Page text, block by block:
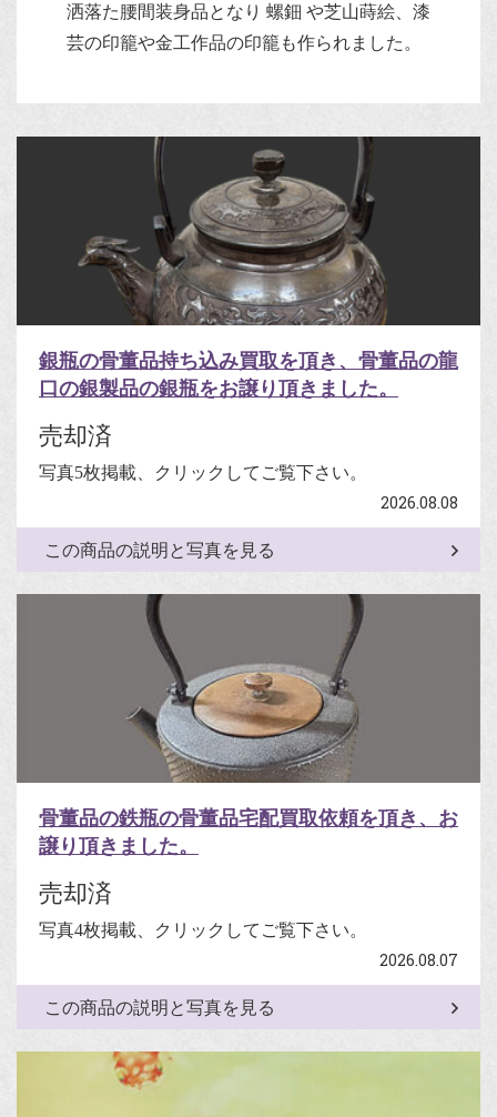
洒落た腰間装身品となり 螺鈿 や芝山蒔絵、漆
芸の印籠や金工作品の印籠も作られました。
銀瓶の骨董品持ち込み買取を頂き、骨董品の龍
口の銀製品の銀瓶をお譲り頂きました。
売却済
写真5枚掲載、クリックしてご覧下さい。
2026.08.08
この商品の説明と写真を見る
骨董品の鉄瓶の骨董品宅配買取依頼を頂き、お
譲り頂きました。
売却済
写真4枚掲載、クリックしてご覧下さい。
2026.08.07
この商品の説明と写真を見る